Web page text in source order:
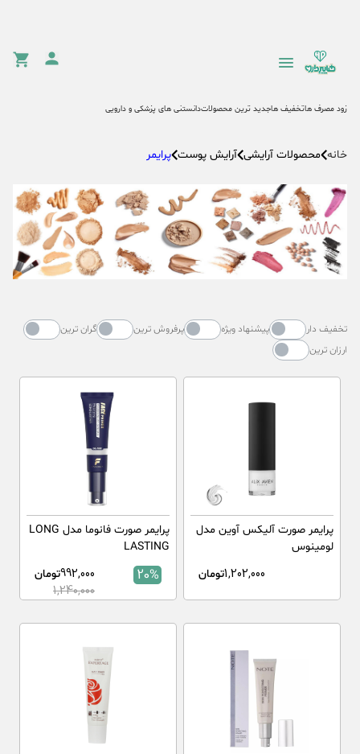
زود مصرف هاتخفیف هاجدید ترین محصولاتدانستنی های پزشکی و دارویی
خانه محصولات آرایشی آرایش پوست پرایمر
تخفیف دار پیشنهاد ویژه پرفروش ترین
گران ترین
ارزان ترین
پرایمر صورت آلیکس آوین مدل
لومینوس
1,202,000تومان
پرایمر صورت فانوما مدل LONG
LASTING
20%
992,000تومان
1,240,000